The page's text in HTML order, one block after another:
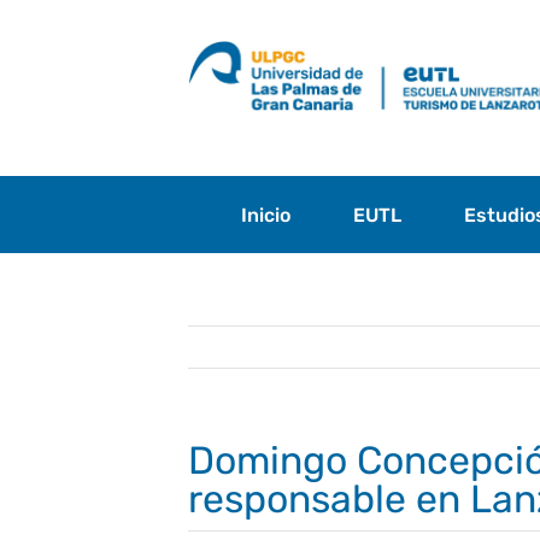
Inicio EUTL
Domingo
responsable en